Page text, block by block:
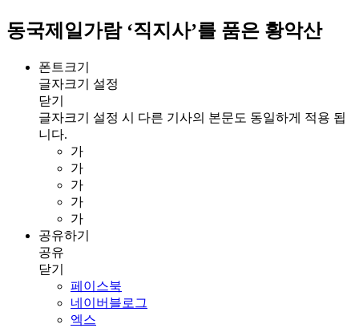
동국제일가람 ‘직지사’를 품은 황악산
폰트크기
글자크기 설정
닫기
글자크기 설정 시 다른 기사의 본문도 동일하게 적용 됩
니다.
가
가
가
가
가
공유하기
공유
닫기
페이스북
네이버블로그
엑스